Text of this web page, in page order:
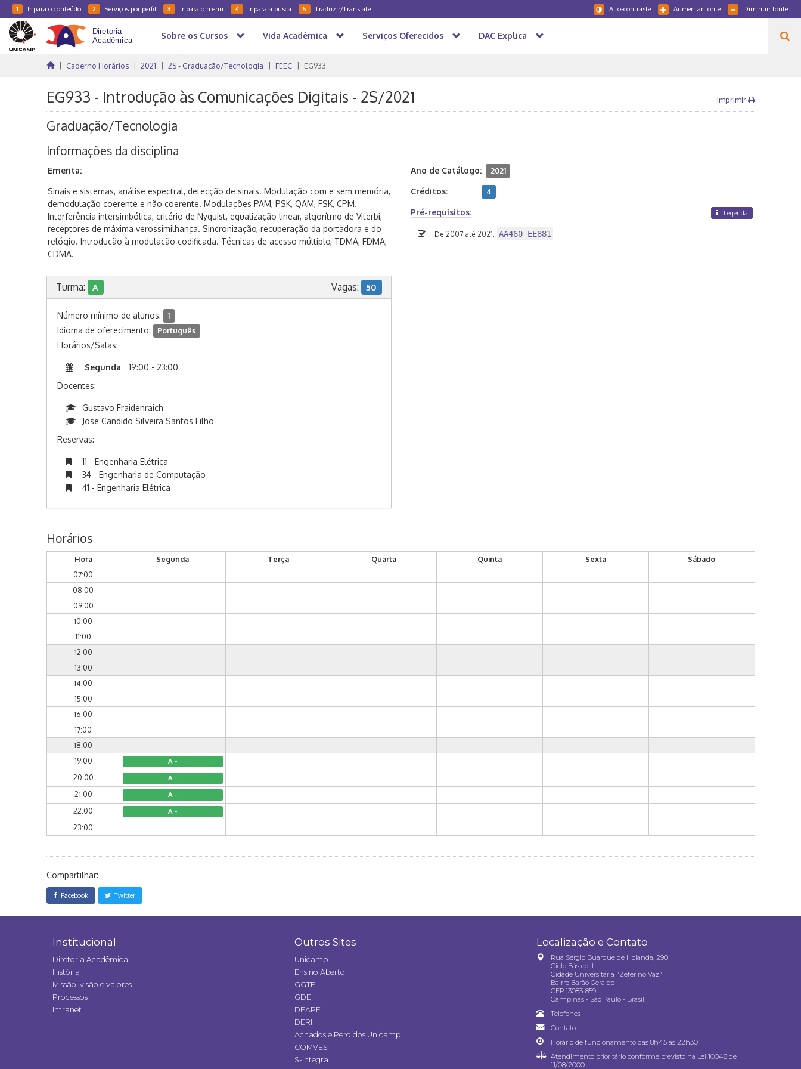
1 Ir para o conteúdo 2 Serviços por perfil 3 Ir para o menu 4 Ir para a busca 5 Traduzir/Translate Diminuir fonte
Aumentar fonte
Alto-contraste
Sobre os Cursos Vida Acadêmica Serviços Oferecidos DAC Explica
Caderno Horários 2021 2S - Graduação/Tecnologia FEEC EG933
EG933 - Introdução às Comunicações Digitais - 2S/2021 Imprimir
Graduação/Tecnologia
Informações da disciplina
Ementa:
Sinais e sistemas, análise espectral, detecção de sinais. Modulação com e sem memória,
demodulação coerente e não coerente. Modulações PAM, PSK, QAM, FSK, CPM.
Interferência intersimbólica, critério de Nyquist, equalização linear, algorítmo de Viterbi,
receptores de máxima verossimilhança. Sincronização, recuperação da portadora e do
relógio. Introdução à modulação codificada. Técnicas de acesso múltiplo, TDMA, FDMA,
CDMA.
Ano de Catálogo: 2021
Créditos: 4
Pré-requisitos: Legenda
De 2007 até 2021: AA460 EE881
Turma: A Vagas: 50
Número mínimo de alunos: 1
Idioma de oferecimento: Português
Horários/Salas:
Segunda
19:00 - 23:00
Docentes:
Gustavo Fraidenraich
Jose Candido Silveira Santos Filho
Reservas:
11 - Engenharia Elétrica
34 - Engenharia de Computação
41 - Engenharia Elétrica
Horários
Hora Segunda Terça Quarta Quinta Sexta
Sábado
07:00
08:00
09:00
10:00
11:00
12:00
13:00
14:00
15:00
16:00
17:00
18:00
19:00
A -
20:00 A -
21:00 A -
22:00 A -
23:00
Compartilhar:
Facebook Twitter
Institucional
Diretoria Acadêmica
História
Missão, visão e valores
Processos
Intranet
Outros Sites
Unicamp
Ensino Aberto
GGTE
GDE
DEAPE
DERI
Achados e Perdidos Unicamp
COMVEST
S-integra
Localização e Contato
Rua Sérgio Buarque de Holanda, 290
Ciclo Básico II
Cidade Universitária "Zeferino Vaz"
Bairro Barão Geraldo
CEP 13083-859
Campinas - São Paulo - Brasil
Telefones
Contato
Horário de funcionamento das 8h45 às 22h30
Atendimento prioritário conforme previsto na Lei 10048 de
11/08/2000